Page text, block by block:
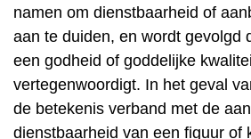
namen om dienstbaarheid of
aan te duiden, en wordt gevolgd
een godheid of goddelijke
vertegenwoordigt. In het geval
de betekenis verband met de
dienstbaarheid van een figuur of